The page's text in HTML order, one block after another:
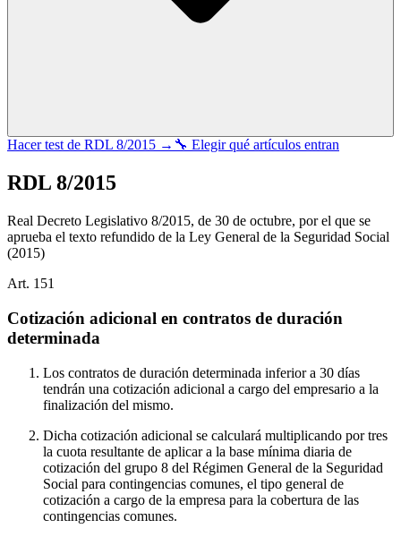
Hacer test de RDL 8/2015 → 🔧 Elegir qué artículos entran
RDL 8/2015
Real Decreto Legislativo 8/2015, de 30 de octubre, por el que se
aprueba el texto refundido de la Ley General de la Seguridad Social
(2015)
Art. 151
Cotización adicional en contratos de duración
determinada
Los contratos de duración determinada inferior a 30 días
tendrán una cotización adicional a cargo del empresario a la
finalización del mismo.
Dicha cotización adicional se calculará multiplicando por tres
la cuota resultante de aplicar a la base mínima diaria de
cotización del grupo 8 del Régimen General de la Seguridad
Social para contingencias comunes, el tipo general de
cotización a cargo de la empresa para la cobertura de las
contingencias comunes.